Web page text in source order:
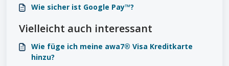
Wie sicher ist Google Pay™?
Vielleicht auch interessant
Wie füge ich meine awa7® Visa Kreditkarte
hinzu?